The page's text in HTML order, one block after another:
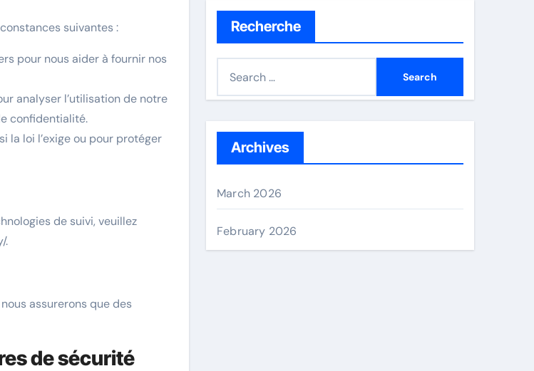
suivantes :
pour nous aider à fournir nos
analyser l’utilisation de notre
confidentialité.
la loi l’exige ou pour protéger
de suivi, veuillez
.
assurerons que des
de sécurité
Recherche
h
f
o
r
Archives
March 2026
February 2026